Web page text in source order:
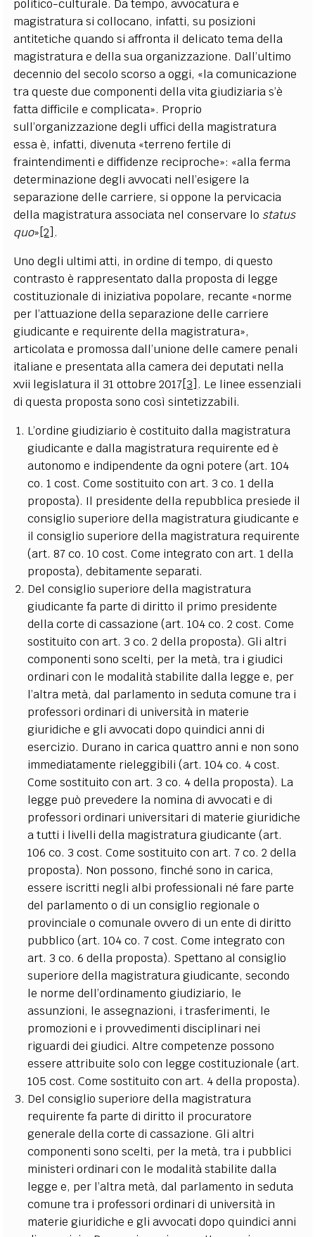
politico-culturale. Da tempo, avvocatura e
magistratura si collocano, infatti, su posizioni
antitetiche quando si affronta il delicato tema della
magistratura e della sua organizzazione. Dall’ultimo
decennio del secolo scorso a oggi, «la comunicazione
tra queste due componenti della vita giudiziaria s’è
fatta difficile e complicata». Proprio
sull’organizzazione degli uffici della magistratura
essa è, infatti, divenuta «terreno fertile di
fraintendimenti e diffidenze reciproche»: «alla ferma
determinazione degli avvocati nell’esigere la
separazione delle carriere, si oppone la pervicacia
della magistratura associata nel conservare lo status
quo»[2] .
Uno degli ultimi atti, in ordine di tempo, di questo
contrasto è rappresentato dalla proposta di legge
costituzionale di iniziativa popolare, recante «norme
per l’attuazione della separazione delle carriere
giudicante e requirente della magistratura»,
articolata e promossa dall’unione delle camere penali
italiane e presentata alla camera dei deputati nella
xvii legislatura il 31 ottobre 2017[3] . Le linee essenziali
di questa proposta sono così sintetizzabili.
L’ordine giudiziario è costituito dalla magistratura
giudicante e dalla magistratura requirente ed è
autonomo e indipendente da ogni potere (art. 104
co. 1 cost. Come sostituito con art. 3 co. 1 della
proposta). Il presidente della repubblica presiede il
consiglio superiore della magistratura giudicante e
il consiglio superiore della magistratura requirente
(art. 87 co. 10 cost. Come integrato con art. 1 della
proposta), debitamente separati.
Del consiglio superiore della magistratura
giudicante fa parte di diritto il primo presidente
della corte di cassazione (art. 104 co. 2 cost. Come
sostituito con art. 3 co. 2 della proposta). Gli altri
componenti sono scelti, per la metà, tra i giudici
ordinari con le modalità stabilite dalla legge e, per
l’altra metà, dal parlamento in seduta comune tra i
professori ordinari di università in materie
giuridiche e gli avvocati dopo quindici anni di
esercizio. Durano in carica quattro anni e non sono
immediatamente rieleggibili (art. 104 co. 4 cost.
Come sostituito con art. 3 co. 4 della proposta). La
legge può prevedere la nomina di avvocati e di
professori ordinari universitari di materie giuridiche
a tutti i livelli della magistratura giudicante (art.
106 co. 3 cost. Come sostituito con art. 7 co. 2 della
proposta). Non possono, finché sono in carica,
essere iscritti negli albi professionali né fare parte
del parlamento o di un consiglio regionale o
provinciale o comunale ovvero di un ente di diritto
pubblico (art. 104 co. 7 cost. Come integrato con
art. 3 co. 6 della proposta). Spettano al consiglio
superiore della magistratura giudicante, secondo
le norme dell’ordinamento giudiziario, le
assunzioni, le assegnazioni, i trasferimenti, le
promozioni e i provvedimenti disciplinari nei
riguardi dei giudici. Altre competenze possono
essere attribuite solo con legge costituzionale (art.
105 cost. Come sostituito con art. 4 della proposta).
Del consiglio superiore della magistratura
requirente fa parte di diritto il procuratore
generale della corte di cassazione. Gli altri
componenti sono scelti, per la metà, tra i pubblici
ministeri ordinari con le modalità stabilite dalla
legge e, per l’altra metà, dal parlamento in seduta
comune tra i professori ordinari di università in
materie giuridiche e gli avvocati dopo quindici anni